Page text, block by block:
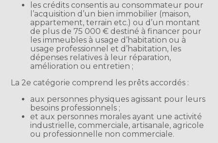
les crédits consentis au consommateur pour
l’acquisition d’un bien immobilier (maison,
appartement, terrain etc.) ou d’un montant
de plus de 75 000 € destiné à financer pour
les immeubles à usage d’habitation ou à
usage professionnel et d’habitation, les
dépenses relatives à leur réparation,
amélioration ou entretien ;
La 2e catégorie comprend les prêts accordés :
aux personnes physiques agissant pour leurs
besoins professionnels ;
et aux personnes morales ayant une activité
industrielle, commerciale, artisanale, agricole
ou professionnelle non commerciale.